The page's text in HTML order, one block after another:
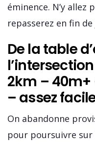
éminence. N’y allez
repasserez en fin
De la table
2km –
– assez
On abandonne
pour poursuivre sur